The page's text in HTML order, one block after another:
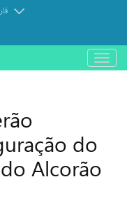
باز
و
do
Alcorão